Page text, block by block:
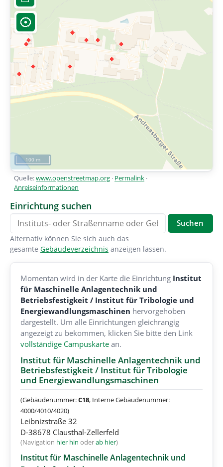
100 m
Quelle:www.openstreetmap.org · ­ Permalink · ­
Anreiseinformationen
Einrichtung suchen
Suchen
Alternativ können Sie sich auch das
gesamte Gebäudeverzeichnis anzeigen lassen.
Momentan wird in der Karte die Einrichtung Institut
für Maschinelle Anlagentechnik und
Betriebsfestigkeit / Institut für Tribologie und
Energiewandlungsmaschinen hervorgehoben
dargestellt. Um alle Einrichtungen gleichrangig
angezeigt zu bekommen, klicken Sie bitte den Link
vollständige Campuskarte an.
Institut für Maschinelle Anlagentechnik und
Betriebsfestigkeit / Institut für Tribologie
und Energiewandlungsmaschinen
(Gebäudenummer:C18, Interne Gebäudenummer:
4000/4010/4020)
Leibnizstraße 32
D-38678 Clausthal-Zellerfeld
(Navigation hier hin oderab hier)
Institut für Maschinelle Anlagentechnik und